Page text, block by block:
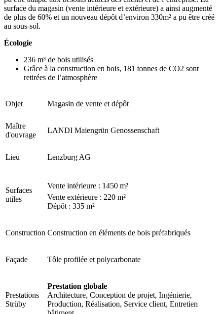
surface du magasin (vente intérieure et extérieure) a ainsi augmenté
de plus de 60% et un nouveau dépôt d’environ 330m² a pu être créé
au sous-sol.
Écologie
236 m³ de bois utilisés
Grâce à la construction en bois, 181 tonnes de CO2 sont
retirées de l’atmosphère
Objet Magasin de vente et dépôt
Maître
d'ouvrage
LANDI Maiengrün Genossenschaft
Lieu Lenzburg AG
Surfaces
utiles
Vente intérieure : 1450 m²
Vente extérieure : 220 m²
Dépôt : 335 m²
Construction Construction en éléments de bois préfabriqués
Façade Tôle profilée et polycarbonate
Prestations
Strüby
Prestation globale
Architecture, Conception de projet, Ingénierie,
Production, Réalisation, Service client, Entretien